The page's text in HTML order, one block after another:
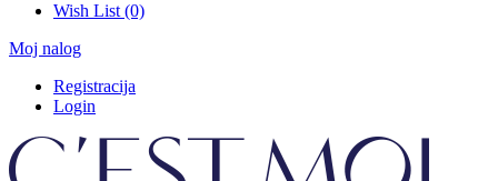
Wish List (0)
Moj nalog
Registracija
Login